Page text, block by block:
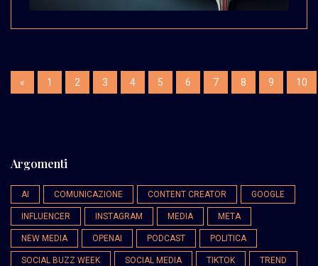
« 1 2 3 4 5 6 7 8 9 10
Argomenti
AI COMUNICAZIONE CONTENT CREATOR GOOGLE
INFLUENCER INSTAGRAM MEDIA META
NEW MEDIA OPENAI PODCAST POLITICA
SOCIAL BUZZ WEEK SOCIAL MEDIA TIKTOK TREND